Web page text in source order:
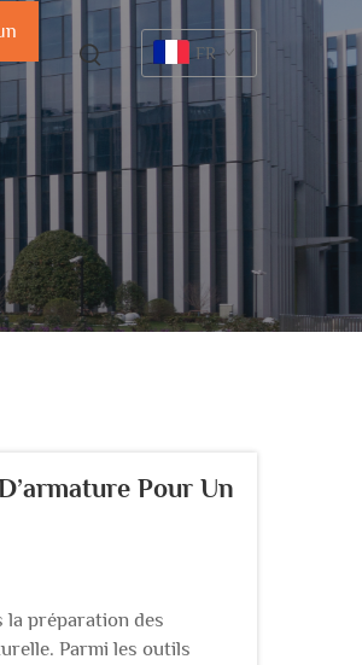
FR
Pour Un
la préparation des
Parmi les outils